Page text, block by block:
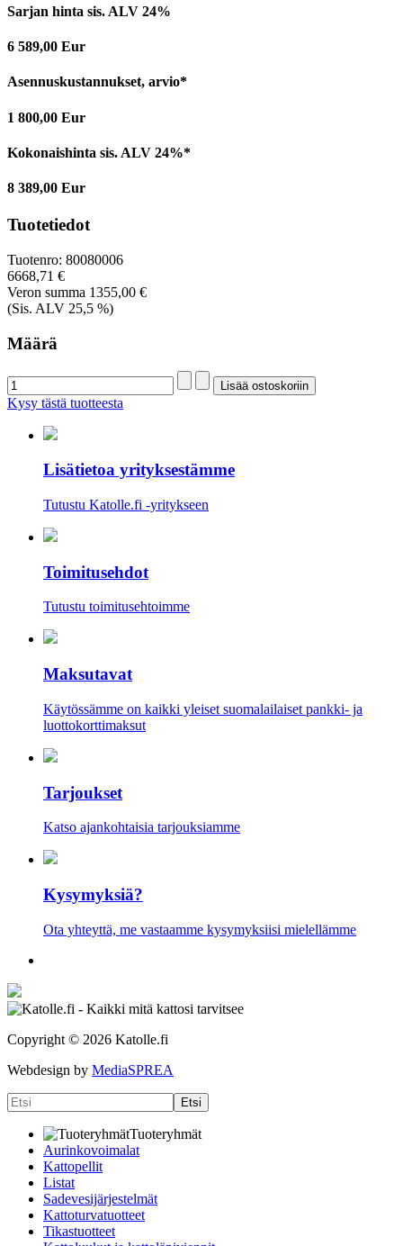
Sarjan hinta sis. ALV 24%
6 589,00 Eur
Asennuskustannukset, arvio*
1 800,00 Eur
Kokonaishinta sis. ALV 24%*
8 389,00 Eur
Tuotetiedot
Tuotenro: 80080006
6668,71 €
Veron summa 1355,00 €
(Sis. ALV 25,5 %)
Määrä
Kysy tästä tuotteesta
Lisätietoa yrityksestämme
Tutustu Katolle.fi -yritykseen
Toimitusehdot
Tutustu toimitusehtoimme
Maksutavat
Käytössämme on kaikki yleiset suomalailaiset pankki- ja
luottokorttimaksut
Tarjoukset
Katso ajankohtaisia tarjouksiamme
Kysymyksiä?
Ota yhteyttä, me vastaamme kysymyksiisi mielellämme
Copyright © 2026 Katolle.fi
Webdesign by MediaSPREA
Tuoteryhmät
Aurinkovoimalat
Kattopellit
Listat
Sadevesijärjestelmät
Kattoturvatuotteet
Tikastuotteet